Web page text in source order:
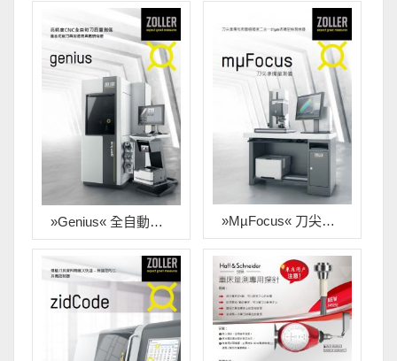
»genius« 全自動刀具量測儀 中文產品型錄 »mµFocus« 刀尖準備量測儀 中文產品型錄